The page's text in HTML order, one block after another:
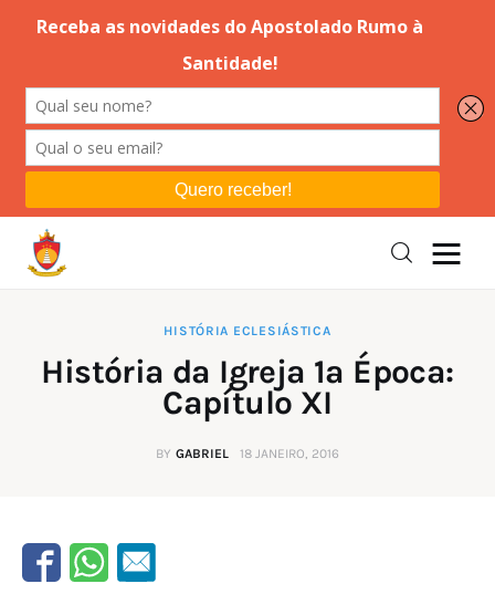
Editorial
Orações
Instruções
Espiritualidade
HISTÓRIA ECLESIÁSTICA
História da Igreja 1ª Época:
Capítulo XI
BY GABRIEL 18 JANEIRO, 2016